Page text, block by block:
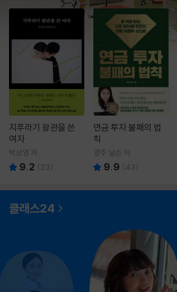
지푸라기 왕관을 쓴
여자
박상영 저
9.2 ( 23)
연금 투자 불패의 법
칙
영주 닐슨 저
9.9 (43)
클래스24